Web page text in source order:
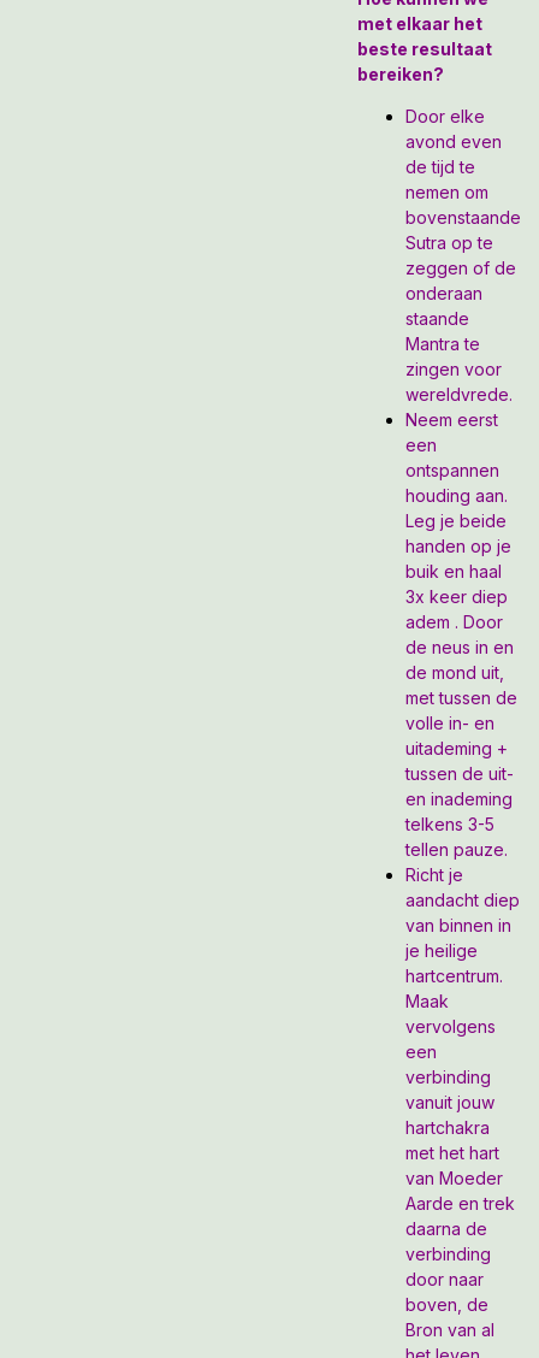
met elkaar het
beste resultaat
bereiken?
Door elke
avond even
de tijd te
nemen om
bovenstaande
Sutra op te
zeggen of de
onderaan
staande
Mantra te
zingen voor
wereldvrede.
Neem eerst
een
ontspannen
houding aan.
Leg je beide
handen op je
buik en haal
3x keer diep
adem . Door
de neus in en
de mond uit,
met tussen de
volle in- en
uitademing +
tussen de uit-
en inademing
telkens 3-5
tellen pauze.
Richt je
aandacht diep
van binnen in
je heilige
hartcentrum.
Maak
vervolgens
een
verbinding
vanuit jouw
hartchakra
met het hart
van Moeder
Aarde en trek
daarna de
verbinding
door naar
boven, de
Bron van al